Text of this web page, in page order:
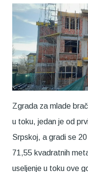
Zgrada za mlade
u toku, jedan je od
Srpskoj, a gradi se
71,55 kvadratnih
useljenje u toku ove